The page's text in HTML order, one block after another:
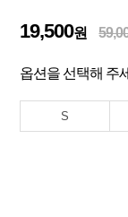
19,500원
옵션을 선택해 주
S